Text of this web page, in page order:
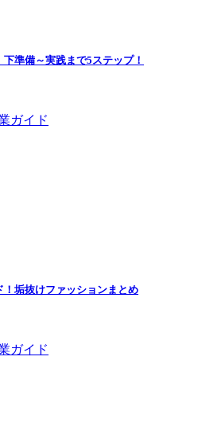
準備～実践まで5ステップ！
ガイド
垢抜けファッションまとめ
ガイド